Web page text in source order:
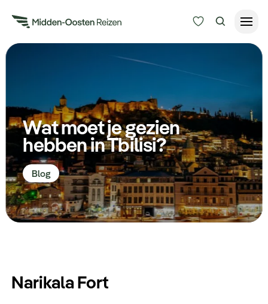
Type Reizen
Inspiratie
Meer
Zoeken
Wat moet je gezien
hebben in Tbilisi?
Blog
Narikala Fort